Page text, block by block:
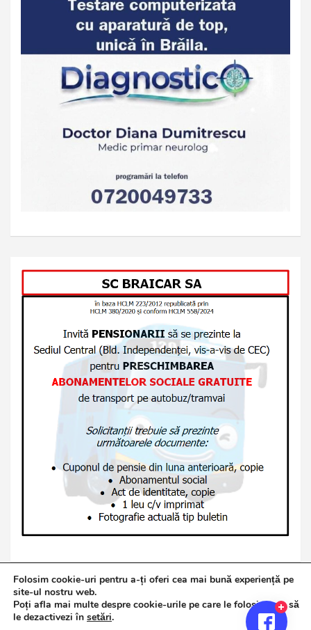
Copyright © 2026Jurnalul de Brăila
Politică de confidențialitate
Theme Horse
Folosim cookie-uri pentru a-ți oferi cea mai bună experiență pe
site-ul nostru web.
Poți afla mai multe despre cookie-urile pe care le folosim sau să
le dezactivezi în setări.